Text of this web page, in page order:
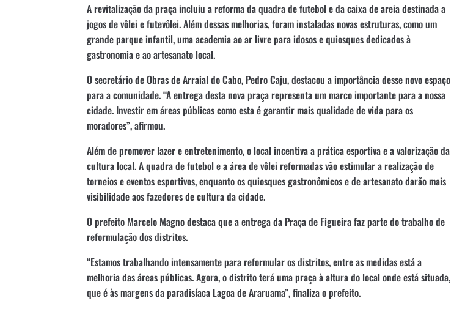
A revitalização da praça incluiu a reforma da quadra de futebol e da caixa de areia destinada a
jogos de vôlei e futevôlei. Além dessas melhorias, foram instaladas novas estruturas, como um
grande parque infantil, uma academia ao ar livre para idosos e quiosques dedicados à
gastronomia e ao artesanato local.
O secretário de Obras de Arraial do Cabo, Pedro Caju, destacou a importância desse novo espaço
para a comunidade. “A entrega desta nova praça representa um marco importante para a nossa
cidade. Investir em áreas públicas como esta é garantir mais qualidade de vida para os
moradores”, afirmou.
Além de promover lazer e entretenimento, o local incentiva a prática esportiva e a valorização da
cultura local. A quadra de futebol e a área de vôlei reformadas vão estimular a realização de
torneios e eventos esportivos, enquanto os quiosques gastronômicos e de artesanato darão mais
visibilidade aos fazedores de cultura da cidade.
O prefeito Marcelo Magno destaca que a entrega da Praça de Figueira faz parte do trabalho de
reformulação dos distritos.
“Estamos trabalhando intensamente para reformular os distritos, entre as medidas está a
melhoria das áreas públicas. Agora, o distrito terá uma praça à altura do local onde está situada,
que é às margens da paradisíaca Lagoa de Araruama”, finaliza o prefeito.